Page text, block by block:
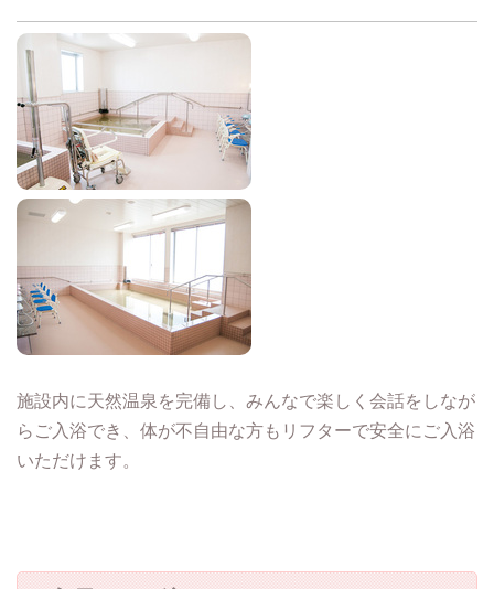
施設内に天然温泉を完備し、みんなで楽しく会話をしなが
らご入浴でき、体が不自由な方もリフターで安全にご入浴
いただけます。